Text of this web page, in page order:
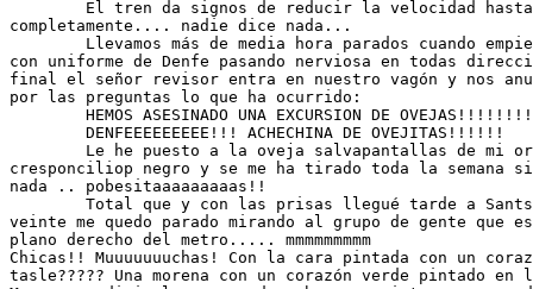
completamente.... nadie dice nada...
con uniforme de Denfe pasando nerviosa en todas
final el señor revisor entra en nuestro vagón y nos
por las preguntas lo que ha ocurrido:
cresponciliop negro y se me ha tirado toda la
nada .. pobesitaaaaaaaaas!!
veinte me quedo parado mirando al grupo de gente
plano derecho del metro..... mmmmmmmmm
Chicas!! Muuuuuuuchas! Con la cara pintada con un
tasle????? Una morena con un corazón verde pintado